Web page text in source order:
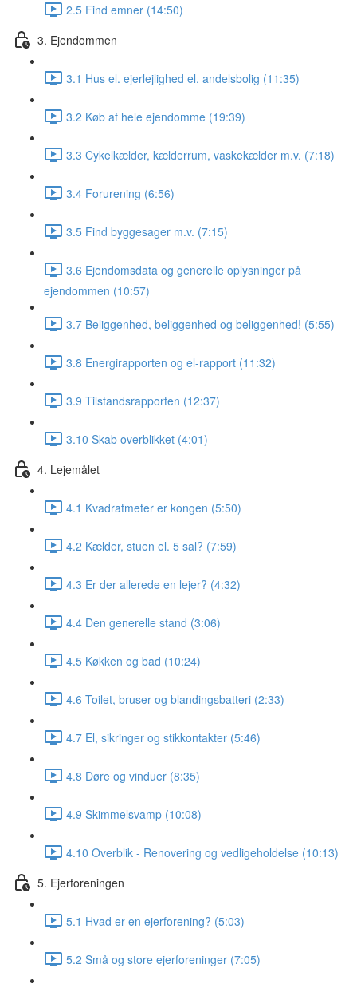
2.5 Find emner (14:50)
3. Ejendommen
3.1 Hus el. ejerlejlighed el. andelsbolig (11:35)
3.2 Køb af hele ejendomme (19:39)
3.3 Cykelkælder, kælderrum, vaskekælder m.v. (7:18)
3.4 Forurening (6:56)
3.5 Find byggesager m.v. (7:15)
3.6 Ejendomsdata og generelle oplysninger på
ejendommen (10:57)
3.7 Beliggenhed, beliggenhed og beliggenhed! (5:55)
3.8 Energirapporten og el-rapport (11:32)
3.9 Tilstandsrapporten (12:37)
3.10 Skab overblikket (4:01)
4. Lejemålet
4.1 Kvadratmeter er kongen (5:50)
4.2 Kælder, stuen el. 5 sal? (7:59)
4.3 Er der allerede en lejer? (4:32)
4.4 Den generelle stand (3:06)
4.5 Køkken og bad (10:24)
4.6 Toilet, bruser og blandingsbatteri (2:33)
4.7 El, sikringer og stikkontakter (5:46)
4.8 Døre og vinduer (8:35)
4.9 Skimmelsvamp (10:08)
4.10 Overblik - Renovering og vedligeholdelse (10:13)
5. Ejerforeningen
5.1 Hvad er en ejerforening? (5:03)
5.2 Små og store ejerforeninger (7:05)